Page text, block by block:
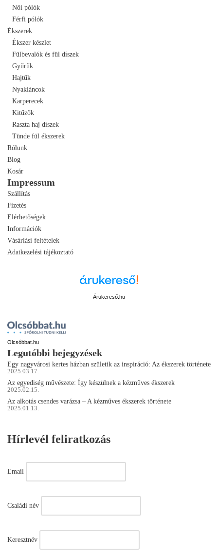
Női pólók
Férfi pólók
Ékszerek
Ékszer készlet
Fülbevalók és fül díszek
Gyűrűk
Hajtűk
Nyakláncok
Karperecek
Kitűzők
Raszta haj díszek
Tünde fül ékszerek
Rólunk
Blog
Kosár
Impressum
Szállítás
Fizetés
Elérhetőségek
Információk
Vásárlási feltételek
Adatkezelési tájékoztató
Árukereső.hu
Olcsóbbat.hu
Legutóbbi bejegyzések
Egy nagyvárosi kertes házban születik az inspiráció: Az ékszerek története
2025.03.17.
Az egyediség művészete: Így készülnek a kézműves ékszerek
2025.02.15.
Az alkotás csendes varázsa – A kézműves ékszerek története
2025.01.13.
Hírlevél feliratkozás
Email
Családi név
Keresztnév